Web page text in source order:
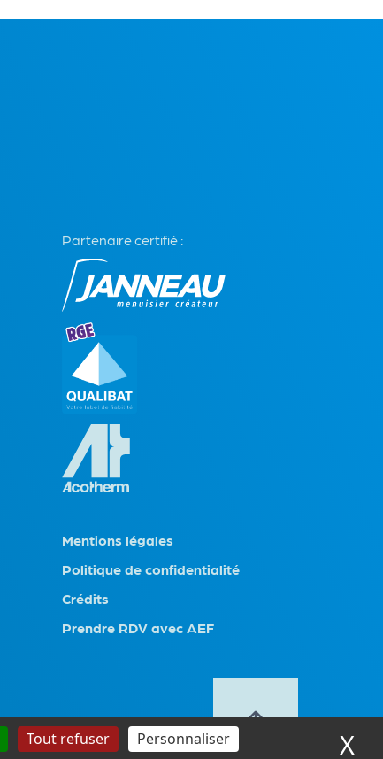
Partenaire certifié :
Mentions légales
Politique de confidentialité
Crédits
Prendre RDV avec AEF
Tout refuser Personnaliser X